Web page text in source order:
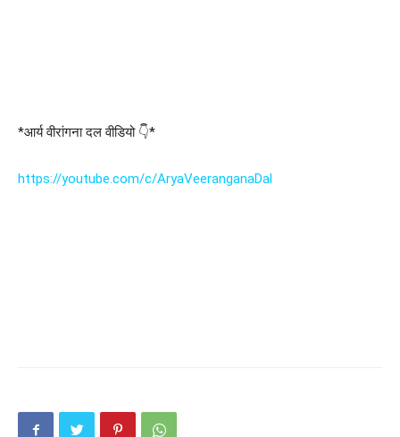
*आर्य वीरांगना दल वीडियो 👇*
https://youtube.com/c/AryaVeeranganaDal